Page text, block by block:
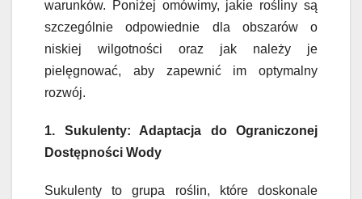
warunków. Poniżej omówimy, jakie rośliny są
szczególnie odpowiednie dla obszarów o
niskiej wilgotności oraz jak należy je
pielęgnować, aby zapewnić im optymalny
rozwój.
1. Sukulenty: Adaptacja do Ograniczonej
Dostępności Wody
Sukulenty to grupa roślin, które doskonale